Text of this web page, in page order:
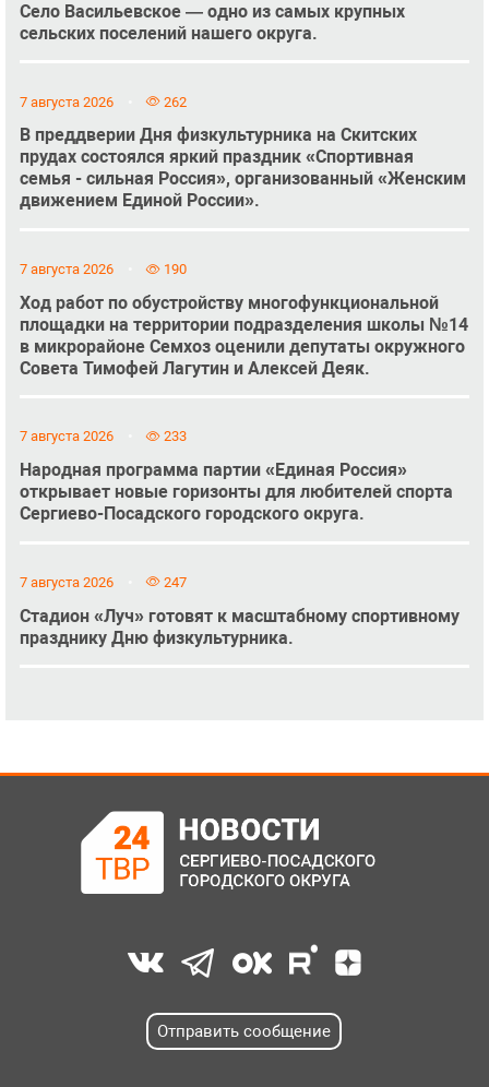
Село Васильевское — одно из самых крупных
сельских поселений нашего округа.
7 августа 2026 262
В преддверии Дня физкультурника на Скитских
прудах состоялся яркий праздник «Спортивная
семья - сильная Россия», организованный «Женским
движением Единой России».
7 августа 2026 190
Ход работ по обустройству многофункциональной
площадки на территории подразделения школы №14
в микрорайоне Семхоз оценили депутаты окружного
Совета Тимофей Лагутин и Алексей Деяк.
7 августа 2026 233
Народная программа партии «Единая Россия»
открывает новые горизонты для любителей спорта
Сергиево-Посадского городского округа.
7 августа 2026 247
Стадион «Луч» готовят к масштабному спортивному
празднику Дню физкультурника.
Отправить сообщение